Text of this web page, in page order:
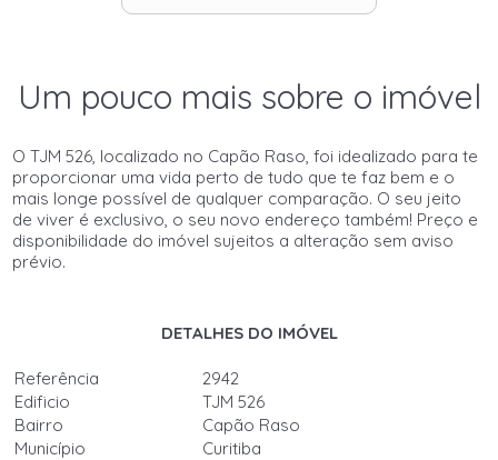
Um pouco mais sobre o imóvel
O TJM 526, localizado no Capão Raso, foi idealizado para te
proporcionar uma vida perto de tudo que te faz bem e o
mais longe possível de qualquer comparação. O seu jeito
de viver é exclusivo, o seu novo endereço também! Preço e
disponibilidade do imóvel sujeitos a alteração sem aviso
prévio.
DETALHES DO IMÓVEL
Referência
2942
Edificio
TJM 526
Bairro
Capão Raso
Município
Curitiba